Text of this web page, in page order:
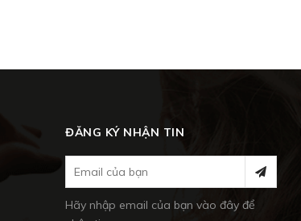
ĐĂNG KÝ NHẬN TIN
Hãy nhập email của bạn vào đây để